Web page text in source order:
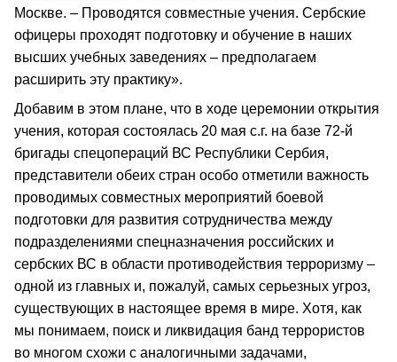
Москве. – Проводятся совместные учения. Сербские
офицеры проходят подготовку и обучение в наших
высших учебных заведениях – предполагаем
расширить эту практику».
Добавим в этом плане, что в ходе церемонии открытия
учения, которая состоялась 20 мая с.г. на базе 72-й
бригады спецопераций ВС Республики Сербия,
представители обеих стран особо отметили важность
проводимых совместных мероприятий боевой
подготовки для развития сотрудничества между
подразделениями спецназначения российских и
сербских ВС в области противодействия терроризму –
одной из главных и, пожалуй, самых серьезных угроз,
существующих в настоящее время в мире. Хотя, как
мы понимаем, поиск и ликвидация банд террористов
во многом схожи с аналогичными задачами,